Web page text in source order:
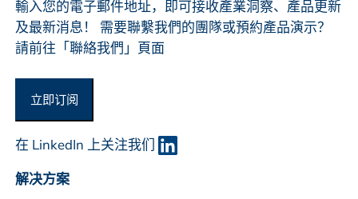
组
织
*
輸入您的電子郵件地址，即可接收產業洞察、產品更新
及最新消息！ 需要聯繫我們的團隊或預約產品演示？
請前往「聯絡我們」頁面
立即订阅
在 LinkedIn 上关注我们
解决方案